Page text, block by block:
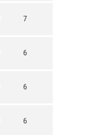
7
6
6
6